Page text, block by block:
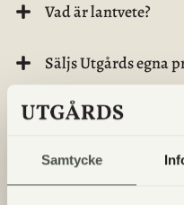
Samtycke
Vad är lantvete?
Säljs Utgårds egna
Vilka dagar finns
Vilka bröd är bakade